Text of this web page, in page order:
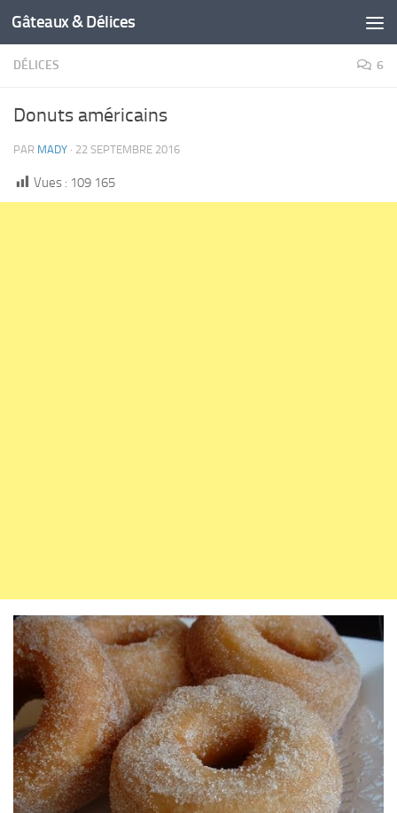
Gâteaux & Délices
DÉLICES 6
Donuts américains
PAR MADY · 22 SEPTEMBRE 2016
Vues : 109 165